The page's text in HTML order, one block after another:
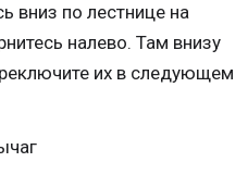
вниз по лестнице на
налево. Там внизу
их в следующем